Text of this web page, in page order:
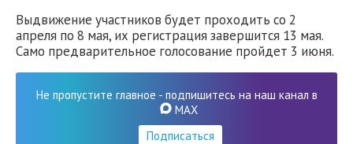
Выдвижение участников будет проходить со 2
апреля по 8 мая, их регистрация завершится 13 мая.
Само предварительное голосование пройдет 3 июня.
Не пропустите главное - подпишитесь на наш канал в
MAX
Подписаться